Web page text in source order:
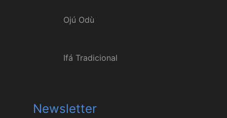
Ojú Odù
Ifá Tradicional
Newsletter